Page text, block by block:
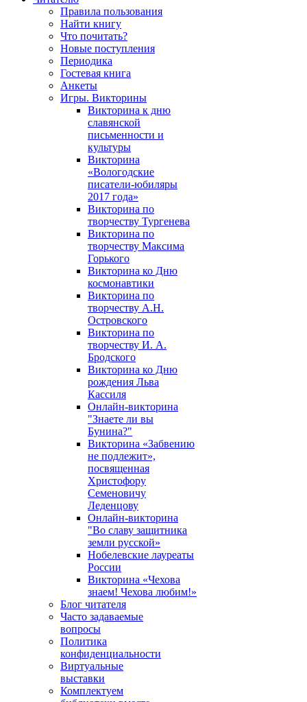
Правила пользования
Найти книгу
Что почитать?
Новые поступления
Периодика
Гостевая книга
Анкеты
Игры. Викторины
Викторина к дню
славянской
письменности и
культуры
Викторина
«Вологодские
писатели-юбиляры
2017 года»
Викторина по
творчеству Тургенева
Викторина по
творчеству Максима
Горького
Викторина ко Дню
космонавтики
Викторина по
творчеству А.Н.
Островского
Викторина по
творчеству И. А.
Бродского
Викторина ко Дню
рождения Льва
Кассиля
Онлайн-викторина
"Знаете ли вы
Бунина?"
Викторина «Забвению
не подлежит»,
посвященная
Христофору
Семеновичу
Леденцову
Онлайн-викторина
"Во славу защитника
земли русской»
Нобелевские лауреаты
России
Викторина «Чехова
знаем! Чехова любим!»
Блог читателя
Часто задаваемые
вопросы
Политика
конфиденциальности
Виртуальные
выставки
Комплектуем